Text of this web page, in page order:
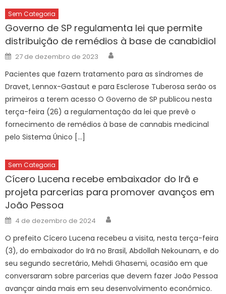
Sem Categoria
Governo de SP regulamenta lei que permite
distribuição de remédios à base de canabidiol
Posted
on
27 de dezembro de 2023
Pacientes que fazem tratamento para as síndromes de
Dravet, Lennox-Gastaut e para Esclerose Tuberosa serão os
primeiros a terem acesso O Governo de SP publicou nesta
terça-feira (26) a regulamentação da lei que prevê o
fornecimento de remédios à base de cannabis medicinal
pelo Sistema Único […]
Sem Categoria
Cícero Lucena recebe embaixador do Irã e
projeta parcerias para promover avanços em
João Pessoa
Posted
on
4 de dezembro de 2024
O prefeito Cícero Lucena recebeu a visita, nesta terça-feira
(3), do embaixador do Irã no Brasil, Abdollah Nekounam, e do
seu segundo secretário, Mehdi Ghasemi, ocasião em que
conversaram sobre parcerias que devem fazer João Pessoa
avançar ainda mais em seu desenvolvimento econômico.